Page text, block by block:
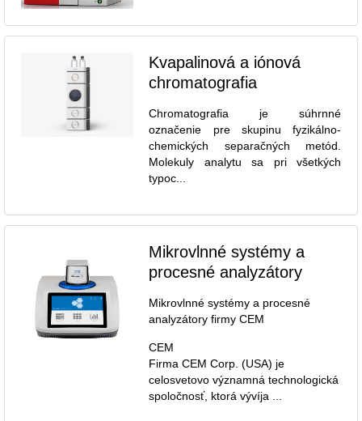
Kvapalinová a iónová
chromatografia
Chromatografia je súhrnné
označenie pre skupinu fyzikálno-
chemických separačných metód.
Molekuly analytu sa pri všetkých
typoc...
Mikrovlnné systémy a
procesné analyzátory
Mikrovlnné systémy a procesné
analyzátory firmy CEM
CEM
Firma CEM Corp. (USA) je
celosvetovo významná technologická
spoločnosť, ktorá vývíja ...